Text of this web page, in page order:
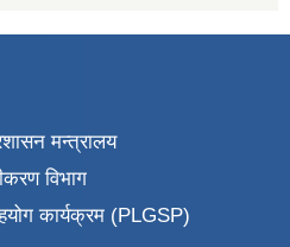
मन्त्रालय
विभाग
कार्यक्रम (PLGSP)